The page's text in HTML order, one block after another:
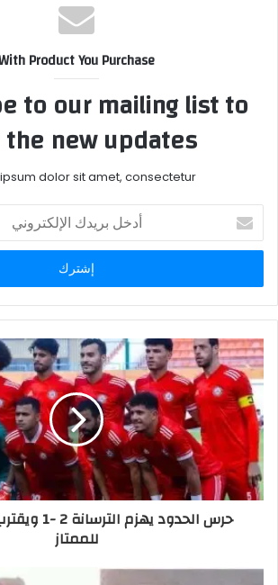
Product You Purchase
to our mailing list to
new updates!
dolor sit amet, consectetur.
بريدك
الإلكتروني
حرس الحدود
للممتاز